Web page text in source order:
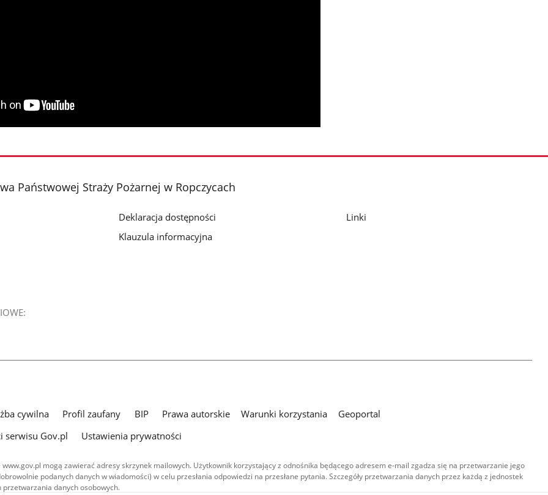
Państwowej Straży Pożarnej w Ropczycach
Deklaracja dostępności
Klauzula informacyjna
Linki
cywilna Profil zaufany BIP Prawa autorskie Warunki korzystania
Geoportal
serwisu Gov.pl
Ustawienia prywatności
mogą zawierać adresy skrzynek mailowych. Użytkownik korzystający z odnośnika będącego adresem e-mail zgadza się na przetwarzanie jego
podanych danych w wiadomości) w celu przesłania odpowiedzi na przesłane pytania. Szczegóły przetwarzania danych przez każdą z jednostek
danych osobowych.